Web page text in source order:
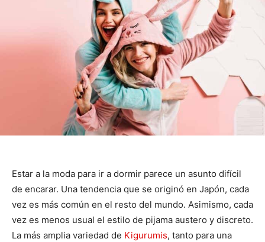
Estar a la moda para ir a dormir parece un asunto difícil
de encarar. Una tendencia que se originó en Japón, cada
vez es más común en el resto del mundo. Asimismo, cada
vez es menos usual el estilo de pijama austero y discreto.
La más amplia variedad de Kigurumis, tanto para una